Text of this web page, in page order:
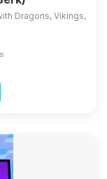
Dragons, Vikings,